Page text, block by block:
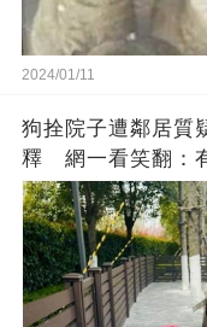
2024/01/11
狗拴院子遭鄰居質
釋 網一看笑翻：